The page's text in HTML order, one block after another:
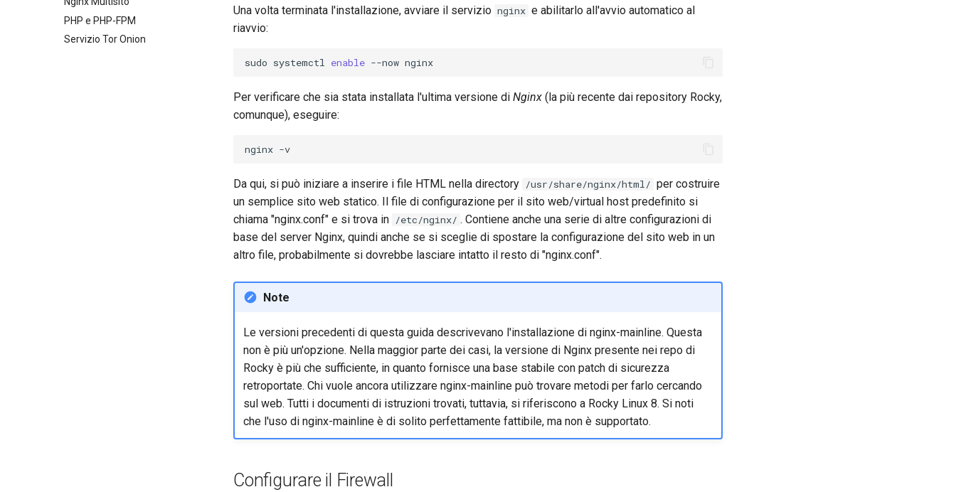
Tailscale VPN
CVE hygiene
5. La prospettiva del image
builder
6. Troubleshooting cloud-init
PHP e PHP-FPM
Servizio Tor Onion
Una volta terminata l'installazione, avviare il servizio nginx e abilitarlo all'avvio automatico al
riavvio:
sudo systemctl enable --now
Per verificare che sia stata installata l'ultima versione di Nginx (la più recente dai repository Rocky,
comunque), eseguire:
nginx
Da qui, si può iniziare a inserire i file HTML nella directory /usr/share/nginx/html/ per costruire
un semplice sito web statico. Il file di configurazione per il sito web/virtual host predefinito si
chiama "nginx.conf" e si trova in /etc/nginx/ . Contiene anche una serie di altre configurazioni di
base del server Nginx, quindi anche se si sceglie di spostare la configurazione del sito web in un
altro file, probabilmente si dovrebbe lasciare intatto il resto di "nginx.conf".
Note
Le versioni precedenti di questa guida descrivevano l'installazione di nginx-mainline. Questa
non è più un'opzione. Nella maggior parte dei casi, la versione di Nginx presente nei repo di
Rocky è più che sufficiente, in quanto fornisce una base stabile con patch di sicurezza
retroportate. Chi vuole ancora utilizzare nginx-mainline può trovare metodi per farlo cercando
sul web. Tutti i documenti di istruzioni trovati, tuttavia, si riferiscono a Rocky Linux 8. Si noti
che l'uso di nginx-mainline è di solito perfettamente fattibile, ma non è supportato.
Configurare il Firewall